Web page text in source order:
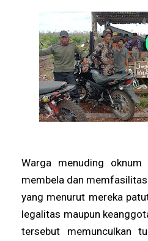
Warga menuding
membela dan
yang menurut mereka
legalitas maupun
tersebut memunculkan